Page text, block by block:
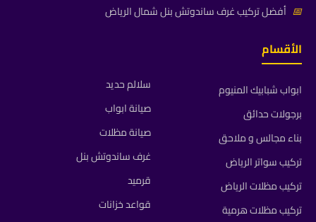
📅 أفضل تركيب غرف ساندوتش بنل شمال الرياض
الأقسام
ابواب شبابيك المنيوم
برجولات حدائق
بناء مجالس و ملاحق
تركيب سواتر الرياض
تركيب مظلات الرياض
تركيب مظلات هرمية
سلالم حديد
صيانة ابواب
صيانة مظلات
غرف ساندوتش بنل
قرميد
قواعد خزانات